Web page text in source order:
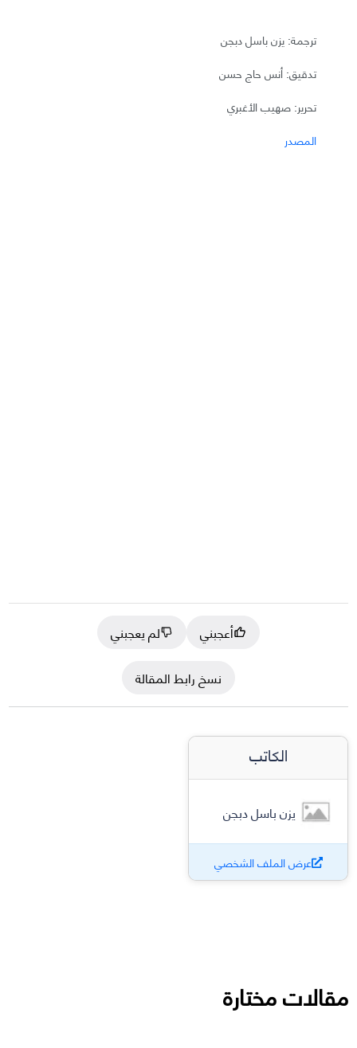
ترجمة: يزن باسل دبجن
تدقيق: أنس حاج حسن
تحرير: صهيب الأغبري
المصدر
أعجبني
لم يعجبني
نسخ رابط المقالة
الكاتب
يزن باسل دبجن
عرض الملف الشخصي
مقالات مختارة